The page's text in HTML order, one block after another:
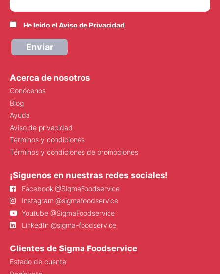
He leído el Aviso de Privacidad
Enviar
Acerca de nosotros
Conócenos
Blog
Ayuda
Aviso de privacidad
Términos y condiciones
Términos y condiciones de promociones
¡Siguenos en nuestras redes sociales!
Facebook @SigmaFoodservice
Instagram @sigmafoodservice
Youtube @SigmaFoodservice
LinkedIn @sigma-foodservice
Clientes de Sigma Foodservice
Estado de cuenta